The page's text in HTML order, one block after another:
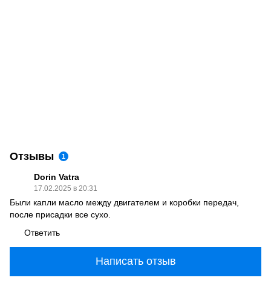
Отзывы 1
Dorin Vatra
17.02.2025 в 20:31
Были капли масло между двигателем и коробки передач,
после присадки все сухо.
Ответить
Написать отзыв